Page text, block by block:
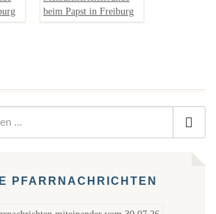
PFARRNACHRICHTEN